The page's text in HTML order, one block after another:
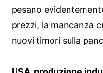
pesano
prezzi, la mancanza
nuovi timori sulla